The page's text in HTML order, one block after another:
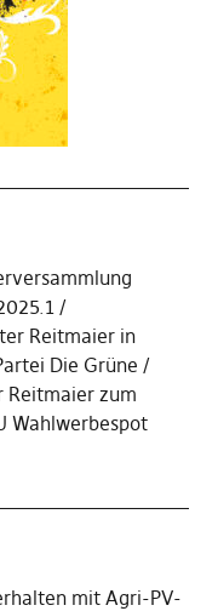
Reitmaier in
Die Grüne
Reitmaier zum
Wahlwerbespot
mit Agri-PV-